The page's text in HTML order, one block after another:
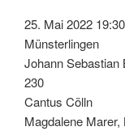
25. Mai 2022
Münsterlingen
Johann Sebastian
230
Cantus Cölln
Magdalene